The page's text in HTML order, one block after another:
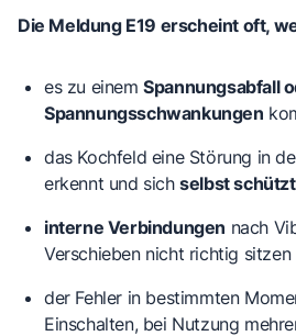
Die Meldung E19 erscheint oft,
es zu einemSpannungsabfall
Spannungsschwankungen
das Kochfeld eine Störung in
erkennt und sichselbst schützt
interne Verbindungen nach
Verschieben nicht richtig sitzen
der Fehler in bestimmten
Einschalten, bei Nutzung